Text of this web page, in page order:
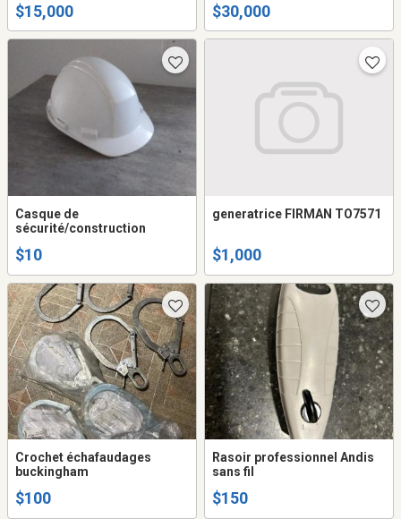
$15,000 $30,000
Casque de
sécurité/construction
$10
generatrice FIRMAN TO7571
$1,000
Crochet échafaudages
buckingham
$100
Rasoir professionnel Andis
sans fil
$150